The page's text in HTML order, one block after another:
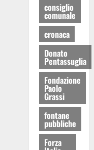
consiglio
comunale
cronaca
Donato
Pentassuglia
Fondazione
Paolo
Grassi
fontane
pubbliche
Forza